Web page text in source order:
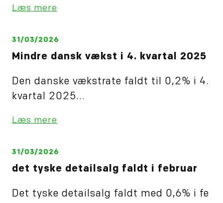
Læs mere
31/03/2026
Mindre dansk vækst i 4. kvartal 2025
Den danske vækstrate faldt til 0,2% i 4.
kvartal 2025...
Læs mere
31/03/2026
det tyske detailsalg faldt i februar
Det tyske detailsalg faldt med 0,6% i fe